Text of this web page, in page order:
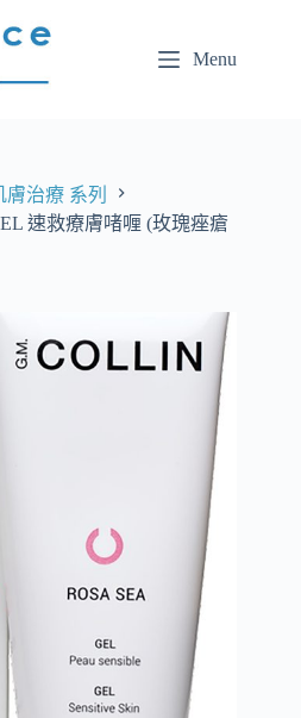
Menu
膚治療 系列
速救療膚啫喱 (玫瑰痤瘡